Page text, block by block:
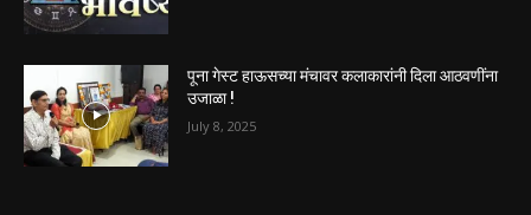
पूना गेस्ट हाऊसच्या मंचावर कलाकारांनी दिला आठवणींना
उजाळा !
July 8, 2025